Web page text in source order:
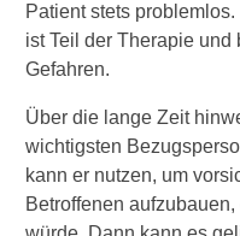
Patient stets
ist Teil der Therapie
Gefahren.
Über die lange Zeit
wichtigsten
kann er nutzen, um
Betroffenen